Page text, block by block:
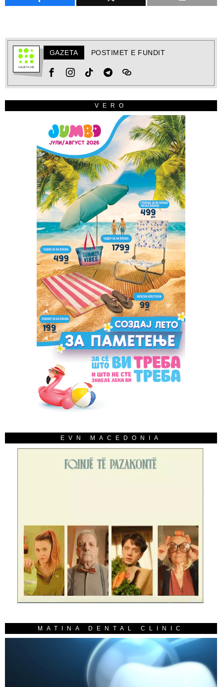
GAZETA POSTIMET E FUNDIT
VERO
EVN MACEDONIA
MATINA DENTAL CLINIC